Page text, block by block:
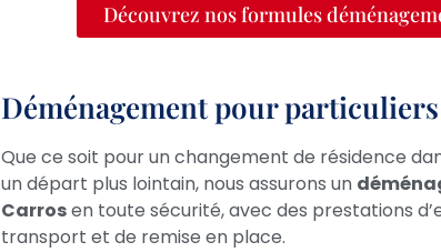
Découvrez nos formules
Déménagement pour
Que ce soit pour un changement de résidence
un départ plus lointain, nous assurons un
Carrosen toute sécurité, avec des prestations
transport et de remise en place.